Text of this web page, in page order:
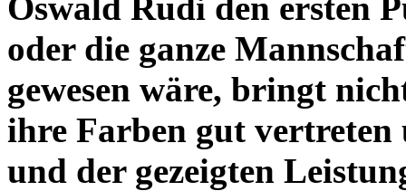
oder die ganze
gewesen wäre, bringt
ihre Farben gut vertreten
und der gezeigten